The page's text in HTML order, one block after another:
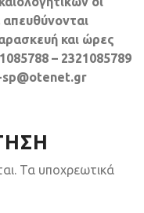
και ώρες
– 2321085789
sp@otenet.gr
Τα υποχρεωτικά